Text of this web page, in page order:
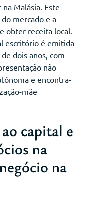
Malásia. Este
mercado e a
obter receita local.
escritório é emitida
dois anos, com
não
e encontra-
mãe
capital e
na
na